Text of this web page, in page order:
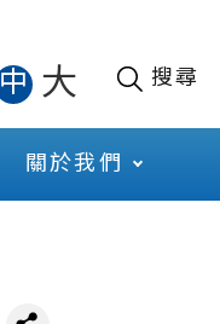
中 大 搜尋
關於我們